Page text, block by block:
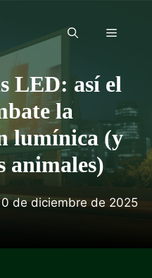
Menú
LED: así el
la
lumínica (y
animales)
de diciembre de 2025